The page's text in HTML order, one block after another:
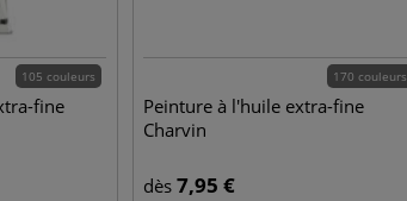
105 couleurs
fine
170 couleurs
Peinture à l'huile extra-fine
Charvin
dès 7,95 €